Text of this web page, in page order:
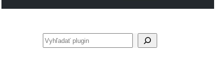
Hľadať